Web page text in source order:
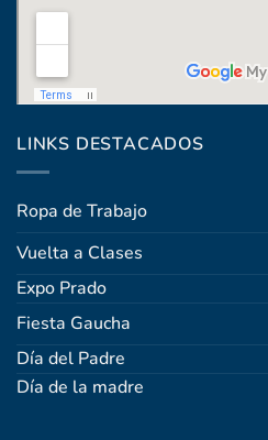
Coronel Raíz 1322,
LINKS DESTACADOS
Ropa de Trabajo
Vuelta a Clases
Expo Prado
Fiesta Gaucha
Día del Padre
Día de la madre